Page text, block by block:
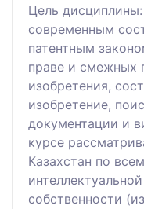
Цель
современным
патентным
праве и смежных
изобретения,
изобретение,
документации и
курсе
Казахстан по
собственности